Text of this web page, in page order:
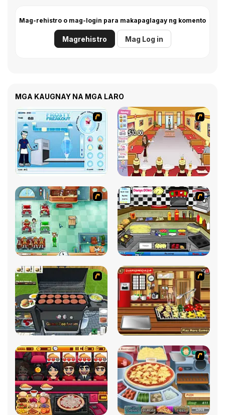
Mag-rehistro o mag-login para makapaglagay ng komento
Magrehistro Mag Log in
MGA KAUGNAY NA MGA LARO